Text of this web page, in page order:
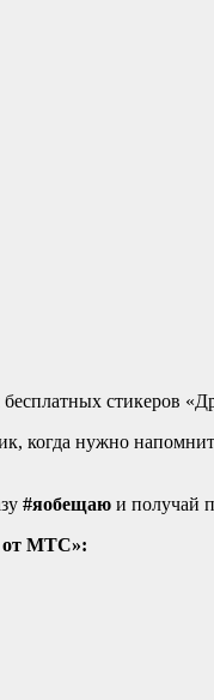
бесплатных стикеров
нужно
#яобещаю и получай
от МТС»: